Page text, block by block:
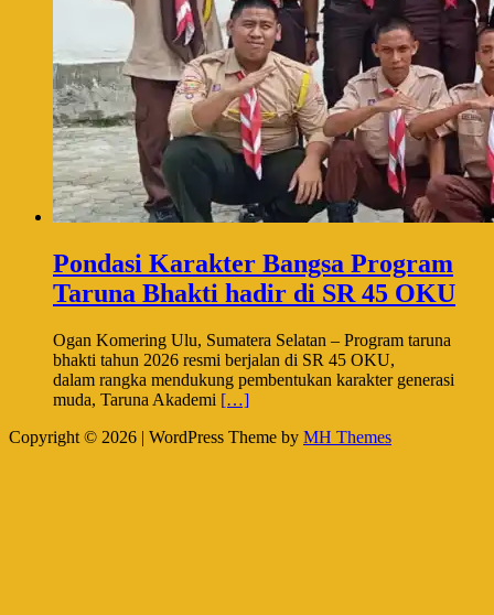
Pondasi Karakter Bangsa Program
Taruna Bhakti hadir di SR 45 OKU
Ogan Komering Ulu, Sumatera Selatan – Program taruna
bhakti tahun 2026 resmi berjalan di SR 45 OKU,
dalam rangka mendukung pembentukan karakter generasi
muda, Taruna Akademi […]
Copyright © 2026 | WordPress Theme by MH Themes